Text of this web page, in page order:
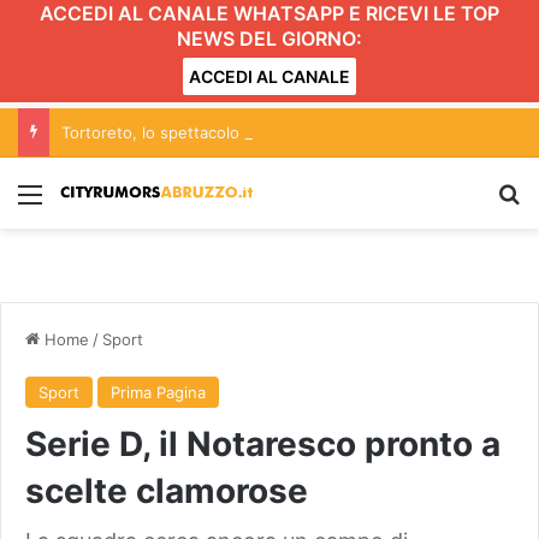
ACCEDI AL CANALE WHATSAPP E RICEVI LE TOP
NEWS DEL GIORNO:
ACCEDI AL CANALE
Menu
Home / Sport
Sport Prima Pagina
Serie D, il Notaresco pronto a
scelte clamorose